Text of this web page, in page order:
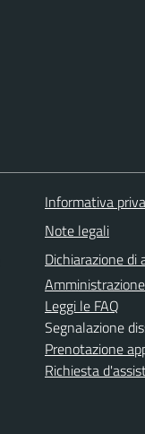
Informativa
Note legali
Dichiarazione di
Leggi le FAQ
Segnalazione
Prenotazione
Richiesta